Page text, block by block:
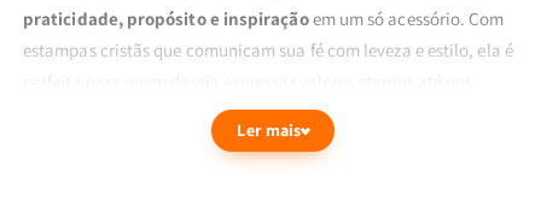
praticidade, propósito e inspiraçãoem um só acessório. Com
estampas cristãs que comunicam sua fé com leveza e estilo, ela é
perfeita para quem deseja expressar valores eternos até nos
pequenos detalhes da rotina.
Ler mais